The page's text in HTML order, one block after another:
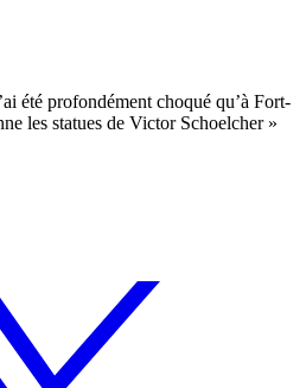
été profondément choqué qu’à Fort-
les statues de Victor Schoelcher »